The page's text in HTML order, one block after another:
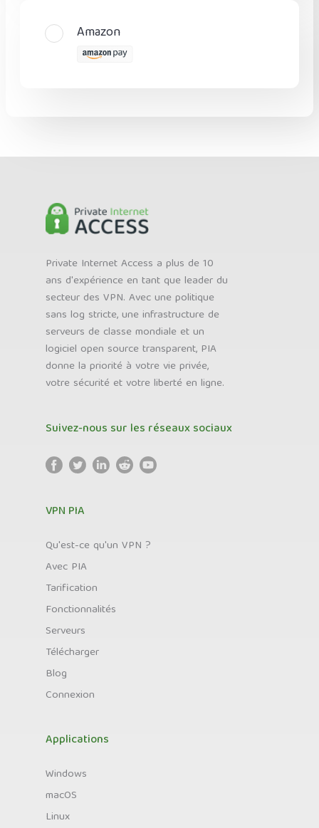
Amazon
Private Internet Access a plus de 10
ans d'expérience en tant que leader du
secteur des VPN. Avec une politique
sans log stricte, une infrastructure de
serveurs de classe mondiale et un
logiciel open source transparent, PIA
donne la priorité à votre vie privée,
votre sécurité et votre liberté en ligne.
Suivez-nous sur les réseaux sociaux
VPN PIA
Qu'est-ce qu'un VPN ?
Avec PIA
Tarification
Fonctionnalités
Serveurs
Télécharger
Blog
Connexion
Applications
Windows
macOS
Linux